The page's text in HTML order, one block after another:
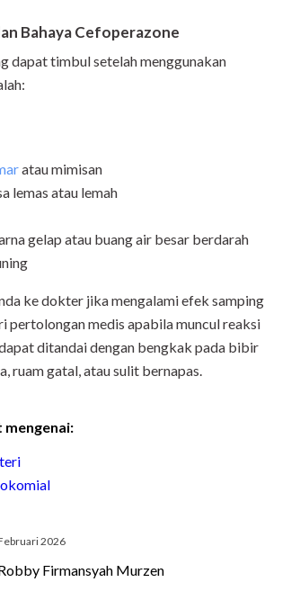
Bahaya Cefoperazone
dapat timbul setelah menggunakan
atau mimisan
lemas atau lemah
gelap atau buang air besar berdarah
ke dokter jika mengalami efek samping
pertolongan medis apabila muncul reaksi
ditandai dengan bengkak pada bibir
ruam gatal, atau sulit bernapas.
mengenai:
2026